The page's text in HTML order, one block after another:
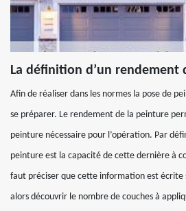
La définition d’un rendement
Afin de réaliser dans les normes la pose de
se préparer. Le rendement de la peinture
peinture nécessaire pour l’opération. Par
peinture est la capacité de cette dernière à
faut préciser que cette information est écrite
alors découvrir le nombre de couches à